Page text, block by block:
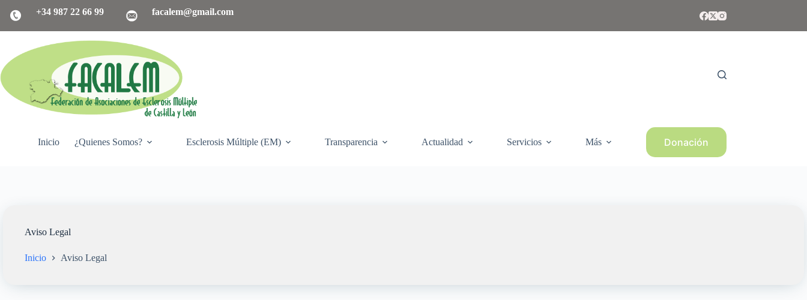
+34 987 22 66 99 facalem@gmail.com
Inicio ¿Quienes Somos? Esclerosis Múltiple (EM) Transparencia Actualidad Servicios Más Donación
Aviso Legal
Inicio Aviso Legal